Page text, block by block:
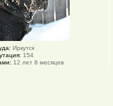
Иркутск
154
12 лет 8 месяцев